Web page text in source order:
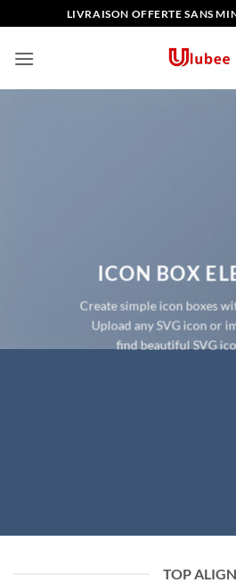
au
contenu
LIVRAISON OFFERTE SANS
ICON BOX
Create simple icon boxes
Upload any SVG icon or
find beautiful SVG
TOP ALIGN